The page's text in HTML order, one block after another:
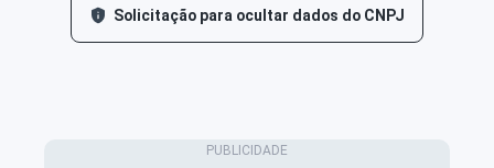
Solicitação para ocultar dados do CNPJ